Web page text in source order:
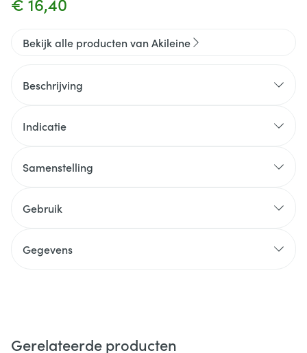
Bekijk alle producten van Akileine
Beschrijving
Indicatie
Samenstelling
Gebruik
Gegevens
Gerelateerde producten